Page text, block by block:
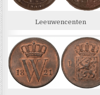
Leeuwencenten